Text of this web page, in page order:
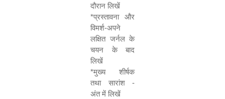
दौरान लिखें
*प्रस्तावना और
विमर्श-अपने
लक्षित जर्नल के
चयन के बाद
लिखें
*मुख्य शीर्षक
तथा सारांश -
अंत में लिखें